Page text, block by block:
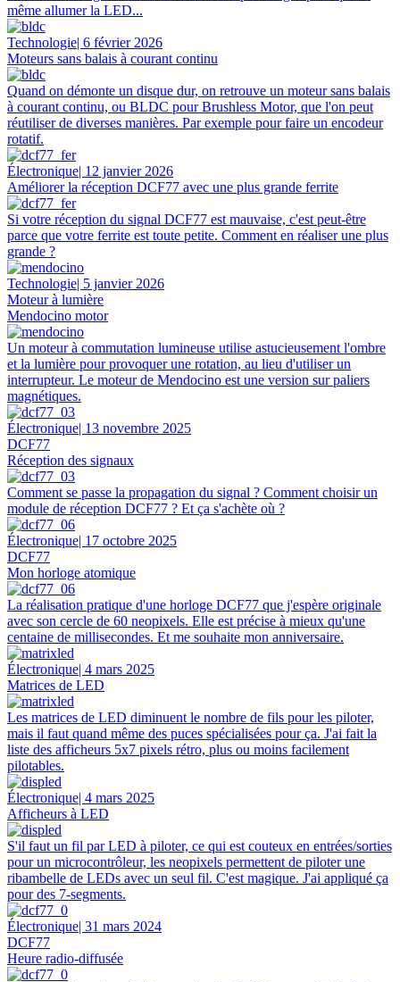
même allumer la LED...
Technologie| 6 février 2026
Moteurs sans balais à courant continu
Quand on démonte un disque dur, on retrouve un moteur sans balais
à courant continu, ou BLDC pour Brushless Motor, que l'on peut
réutiliser de diverses manières. Par exemple pour faire un encodeur
rotatif.
Électronique| 12 janvier 2026
Améliorer la réception DCF77 avec une plus grande ferrite
Si votre réception du signal DCF77 est mauvaise, c'est peut-être
parce que votre ferrite est toute petite. Comment en réaliser une plus
grande ?
Technologie| 5 janvier 2026
Moteur à lumière
Mendocino motor
Un moteur à commutation lumineuse utilise astucieusement l'ombre
et la lumière pour provoquer une rotation, au lieu d'utiliser un
interrupteur. Le moteur de Mendocino est une version sur paliers
magnétiques.
Électronique| 13 novembre 2025
DCF77
Réception des signaux
Comment se passe la propagation du signal ? Comment choisir un
module de réception DCF77 ? Et ça s'achète où ?
Électronique| 17 octobre 2025
DCF77
Mon horloge atomique
La réalisation pratique d'une horloge DCF77 que j'espère originale
avec son cercle de 60 neopixels. Elle est précise à mieux qu'une
centaine de millisecondes. Et me souhaite mon anniversaire.
Électronique| 4 mars 2025
Matrices de LED
Les matrices de LED diminuent le nombre de fils pour les piloter,
mais il faut quand même des puces spécialisées pour ça. J'ai fait la
liste des afficheurs 5x7 pixels rétro, plus ou moins facilement
pilotables.
Électronique| 4 mars 2025
Afficheurs à LED
S'il faut un fil par LED à piloter, ce qui est couteux en entrées/sorties
pour un microcontrôleur, les neopixels permettent de piloter une
ribambelle de LEDs avec un seul fil. C'est magique. J'ai appliqué ça
pour des 7-segments.
Électronique| 31 mars 2024
DCF77
Heure radio-diffusée